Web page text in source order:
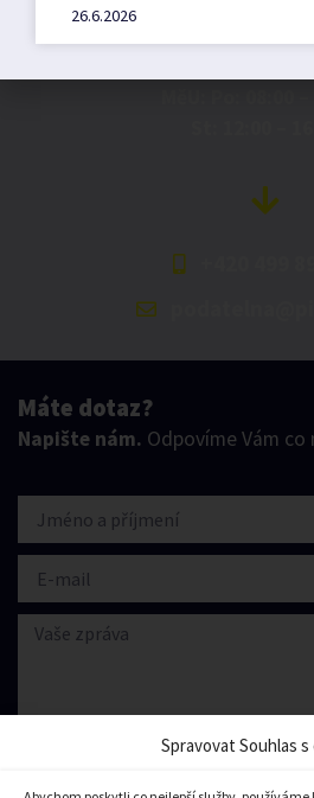
Spravovat Souhlas
Máte dotaz?
Napište nám. Odpovíme Vám co
26.6.2026